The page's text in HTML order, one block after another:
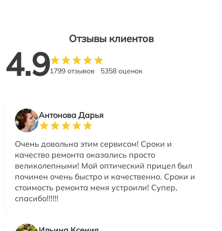
Отзывы клиентов
4.91799 отзывов 5358 оценок
Антонова Дарья
Очень довольна этим сервисом! Сроки и
качество ремонта оказались просто
великолепными! Мой оптический прицел был
починен очень быстро и качественно. Сроки и
стоимость ремонта меня устроили! Супер,
спасибо!!!!!!